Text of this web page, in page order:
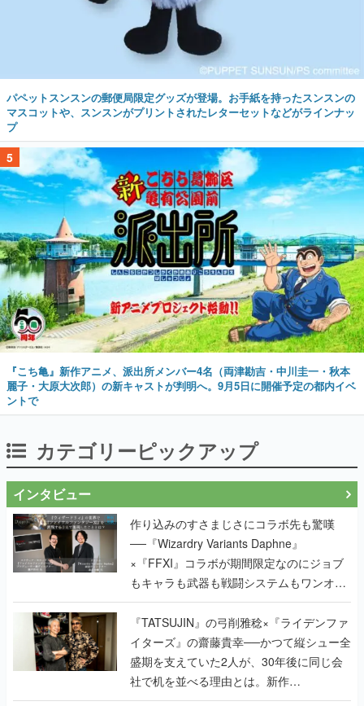
パペットスンスンの郵便局限定グッズが登場。お手紙を持ったスンスンの
マスコットや、スンスンがプリントされたレターセットなどがラインナッ
プ
5
『こち亀』新作アニメ、派出所メンバー4名（両津勘吉・中川圭一・秋本
麗子・大原大次郎）の新キャストが判明へ。9月5日に開催予定の都内イベ
ントで
カテゴリーピックアップ
インタビュー
作り込みのすさまじさにコラボ先も驚嘆
──『Wizardry Variants Daphne』
×『FFXI』コラボが期間限定なのにジョブ
もキャラも武器も戦闘システムもワンオフ
で作り込まれた理由を両ディレクターに聞
く
『TATSUJIN』の弓削雅稔×『ライデンファ
イターズ』の齋藤貴幸──かつて縦シュー全
盛期を支えていた2人が、30年後に同じ会
社で机を並べる理由とは。新作
『TATSUJIN EXTREME』で初タッグを組